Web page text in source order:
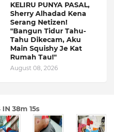
KELIRU PUNYA PASAL,
Sherry Alhadad Kena
Serang Netizen!
"Bangun Tidur Tahu-
Tahu Dikecam, Aku
Main Squishy Je Kat
Rumah Tau!"
August 08, 2026
IN 38m 14s